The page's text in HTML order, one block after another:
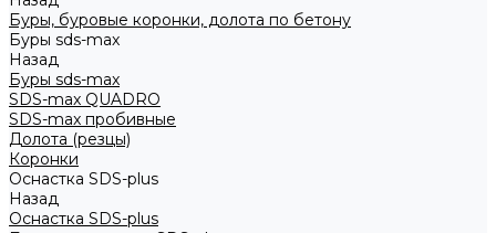
Буры, буровые коронки, долота по бетону
Буры sds-max
Назад
Буры sds-max
SDS-max QUADRO
SDS-max пробивные
Долота (резцы)
Коронки
Оснастка SDS-plus
Назад
Оснастка SDS-plus